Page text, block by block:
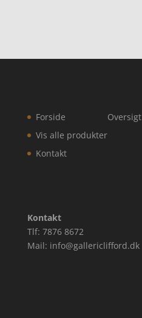
Forside
Vis alle produkter
Kontakt
Kontakt
Tlf: 7876 8672
Mail: info@gallericlifford.dk